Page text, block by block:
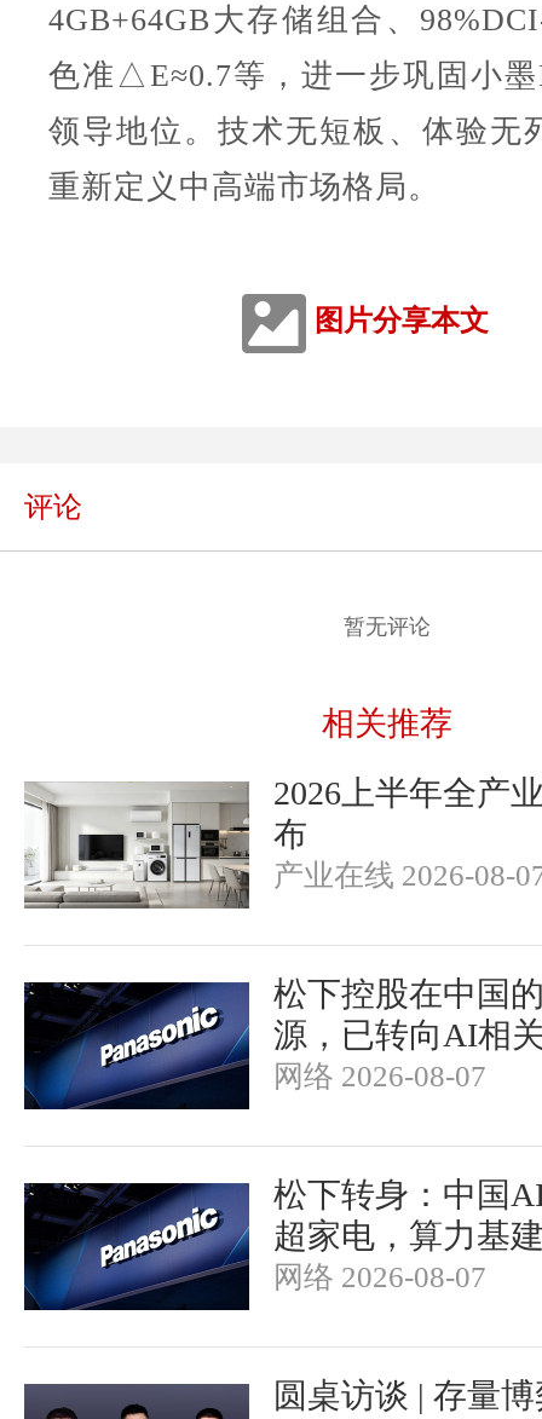
4GB+64GB大存储组合、
色准△E≈0.7等，进一步巩固小墨
领导地位。技术无短板、体验无
重新定义中高端市场格局。
图片分享本文
评论
暂无评论
相关推荐
2026上半年全产
布
产业在线 2026-08-
松下控股在中国
源，已转向AI相
网络 2026-08-07
松下转身：中国
超家电，算力基
网络 2026-08-07
圆桌访谈 | 存量